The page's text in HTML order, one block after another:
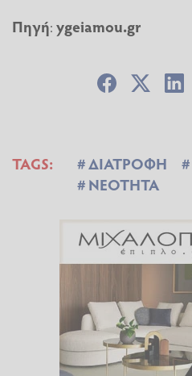
Πηγή:ygeiamou.gr
TAGS: ΔΙΑΤΡΟΦΗ
ΝΕΟΤΗΤΑ